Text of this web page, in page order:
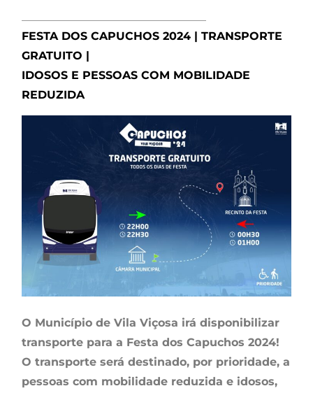
FESTA DOS CAPUCHOS 2024 | TRANSPORTE
GRATUITO |
IDOSOS E PESSOAS COM MOBILIDADE
REDUZIDA
O Município de Vila Viçosa irá disponibilizar
transporte para a Festa dos Capuchos 2024!
O transporte será destinado, por prioridade, a
pessoas com mobilidade reduzida e idosos,